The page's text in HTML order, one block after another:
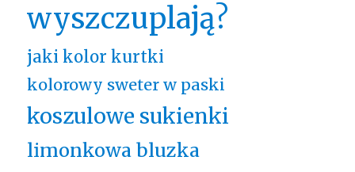
wyszczuplają?
jaki kolor kurtki
kolorowy sweter w paski
koszulowe sukienki
limonkowa bluzka